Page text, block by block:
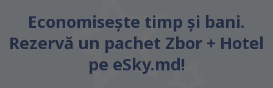
Conține informații incorecte
Nu acoperă complet subiectul
Economiseşte timp și bani.
Rezervă un pachet Zbor + Hotel
pe eSky.md!